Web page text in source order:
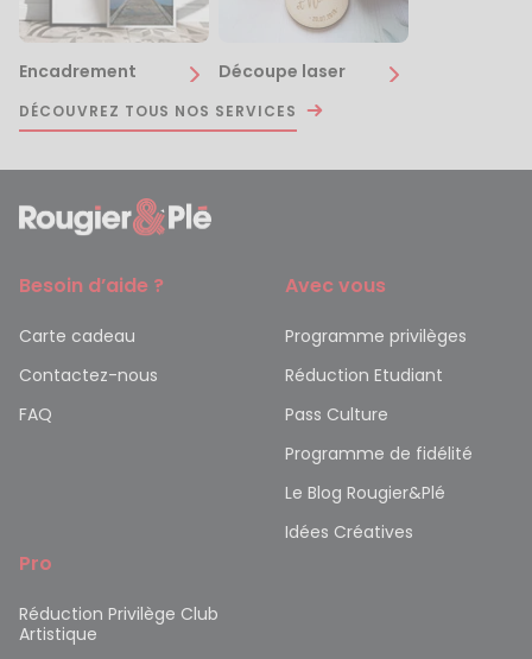
Encadrement Découpe laser
DÉCOUVREZ TOUS NOS SERVICES
Besoin d’aide ?
Carte cadeau
Contactez-nous
FAQ
Avec vous
Programme privilèges
Réduction Etudiant
Pass Culture
Programme de fidélité
Le Blog Rougier&Plé
Idées Créatives
Pro
Réduction Privilège Club
Artistique